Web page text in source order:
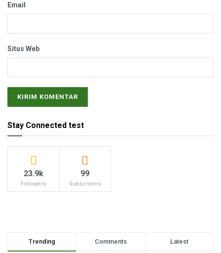
Email
Situs Web
Stay Connected test
23.9k
Followers
99
Subscribers
Trending Comments Latest